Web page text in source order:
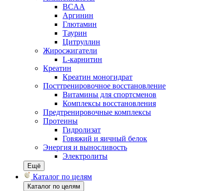
BCAA
Аргинин
Глютамин
Таурин
Цитруллин
Жиросжигатели
L-карнитин
Креатин
Креатин моногидрат
Посттренировочное восстановление
Витамины для спортсменов
Комплексы восстановления
Предтренировочные комплексы
Протеины
Гидролизат
Говяжий и яичный белок
Энергия и выносливость
Электролиты
Ещё
Каталог по целям
Каталог по целям